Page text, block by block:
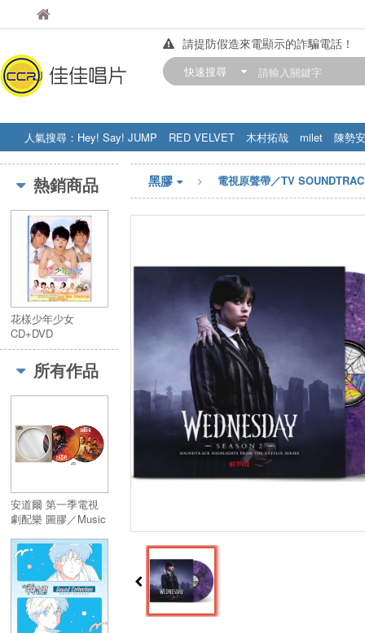
佳佳唱片
請提防假造來電顯示的詐騙電話！
【中華門市營業時間調整公告】
快速搜尋
人氣搜尋： Hey! Say! JUMP RED VELVET 木村拓哉 milet
陳勢安
STRAY KIDS
盧廣仲 周杰伦
熱銷商品
花樣少年少女
CD+DVD
所有作品
安道爾 第一季電視
劇配樂 圖膠／Music
1 Picture Disc
黑膠 電視原聲帶／TV